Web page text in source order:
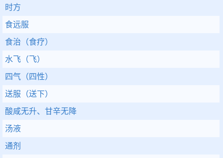
时方
食远服
食治（食疗）
水飞（飞）
四气（四性）
送服（送下）
酸咸无升、甘辛无降
汤液
通剂